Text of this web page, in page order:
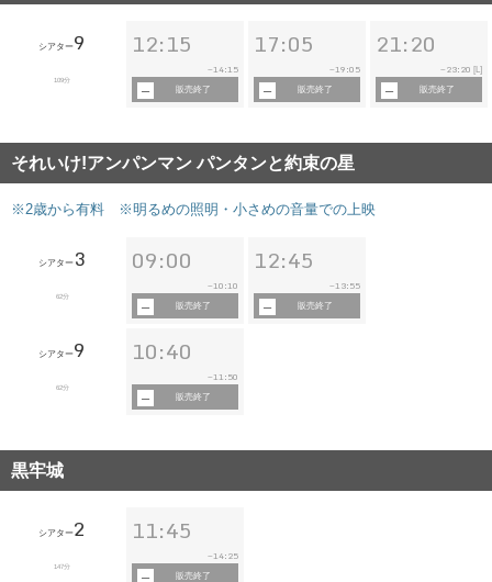
シアター9
109分
12:15
~14:15
販売終了
17:05
~19:05
販売終了
21:20
~ 23:20 [L]
販売終了
それいけ!アンパンマン パンタンと約束の星
※2歳から有料 ※明るめの照明・小さめの音量での上映
シアター 3
62分
09:00
~10:10
販売終了
12:45
~13:55
販売終了
シアター9
62分
10:40
~11:50
販売終了
黒牢城
シアター2
147分
11:45
~ 14:25
販売終了